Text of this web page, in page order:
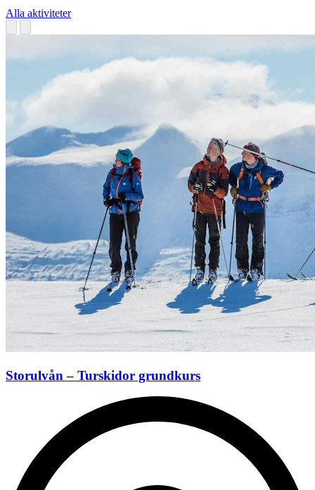
Alla aktiviteter
Storulvån – Turskidor grundkurs